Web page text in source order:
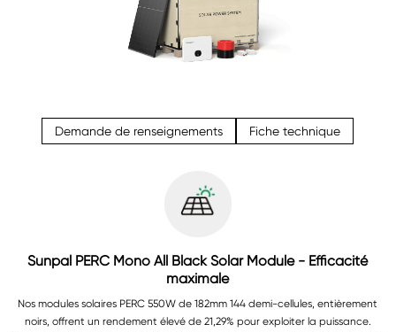
Demande de renseignements Fiche technique
Sunpal PERC Mono All Black Solar Module - Efficacité
maximale
Nos modules solaires PERC 550W de 182mm 144 demi-cellules, entièrement
noirs, offrent un rendement élevé de 21,29% pour exploiter la puissance.